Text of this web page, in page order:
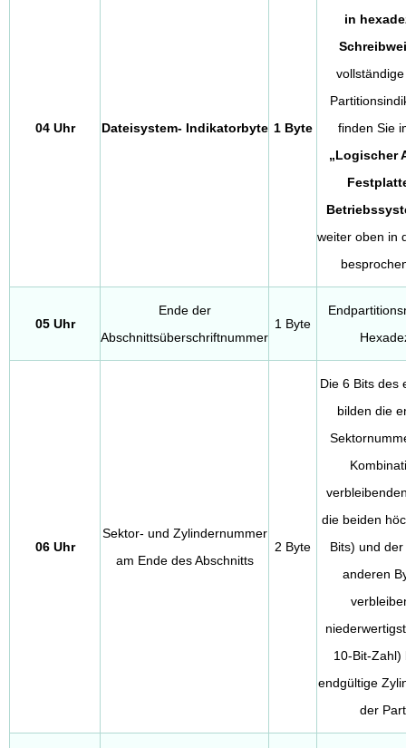
04 Uhr Dateisystem- Indikatorbyte 1 Byte
in
finden Sie
„Logischer
weiter oben in
05 Uhr
Ende der
Abschnittsüberschriftnummer
1 Byte
06 Uhr
Sektor- und Zylindernummer
am Ende des Abschnitts
2 Byte
Die 6 Bits des
bilden die
die beiden
Bits) und
anderen
10-Bit-Zahl)
endgültige
der